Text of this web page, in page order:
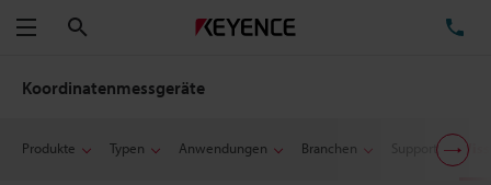
Menü
Koordinatenmessgeräte
Produkte Typen Anwendungen Branchen Support